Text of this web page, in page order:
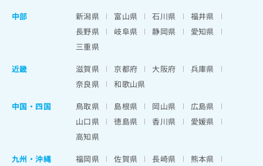
中部
新潟県 富山県 石川県
福井県
長野県
岐阜県 静岡県
愛知県
三重県
近畿
滋賀県 京都府 大阪府
兵庫県
奈良県
和歌山県
中国・四国
鳥取県 島根県 岡山県
広島県
山口県
徳島県 香川県
愛媛県
高知県
九州・沖縄
福岡県 佐賀県 長崎県
熊本県